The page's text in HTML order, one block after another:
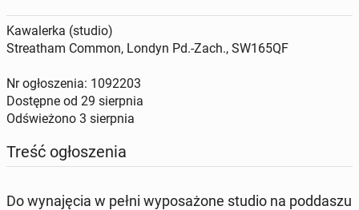
Kawalerka (studio)
Streatham Common, Londyn Pd.-Zach., SW165QF
Nr ogłoszenia: 1092203
Dostępne od 29 sierpnia
Odświeżono 3 sierpnia
Treść ogłoszenia
Do wynajęcia w pełni wyposażone studio na poddaszu